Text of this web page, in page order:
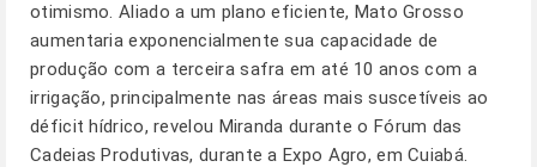
otimismo. Aliado a um plano eficiente, Mato Grosso
aumentaria exponencialmente sua capacidade de
produção com a terceira safra em até 10 anos com a
irrigação, principalmente nas áreas mais suscetíveis ao
déficit hídrico, revelou Miranda durante o Fórum das
Cadeias Produtivas, durante a Expo Agro, em Cuiabá.